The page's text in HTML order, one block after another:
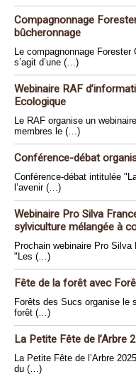
Compagnonnage
bûcheronnage
Le compagnonnage Forester
s’agit d’une (…)
Webinaire RAF
Ecologique
Le RAF organise un
membres le (…)
Conférence-débat
Conférence-débat intitulée
l’avenir (…)
Webinaire Pro Silva
sylviculture mélangée à
Prochain webinaire Pro
"Les (…)
Fête de la forêt avec
Forêts des Sucs organise le
forêt (…)
La Petite Fête de l’Arbre
La Petite Fête de l’Arbre
du (…)